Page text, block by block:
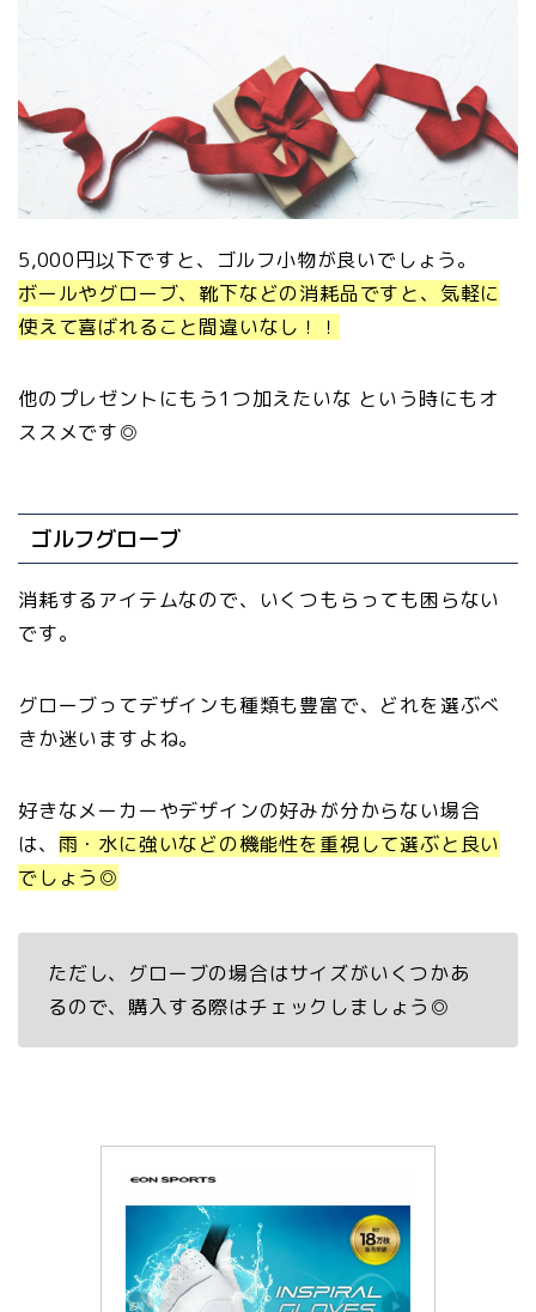
5,000円以下ですと、ゴルフ小物が良いでしょう。
ボールやグローブ、靴下などの消耗品ですと、気軽に
使えて喜ばれること間違いなし！！
他のプレゼントにもう1つ加えたいな という時にもオ
ススメです◎
ゴルフグローブ
消耗するアイテムなので、いくつもらっても困らない
です。
グローブってデザインも種類も豊富で、どれを選ぶべ
きか迷いますよね。
好きなメーカーやデザインの好みが分からない場合
は、 雨・水に強いなどの機能性を重視して選ぶと良い
でしょう◎
ただし、グローブの場合はサイズがいくつかあ
るので、購入する際はチェックしましょう◎